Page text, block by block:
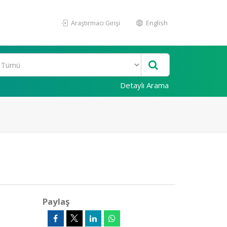
Araştırmacı Girişi English
Detaylı Arama
Paylaş